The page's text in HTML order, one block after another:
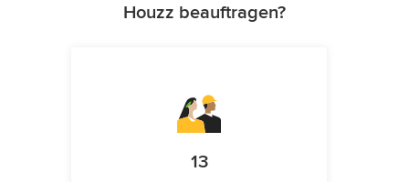
Houzz beauftragen?
13